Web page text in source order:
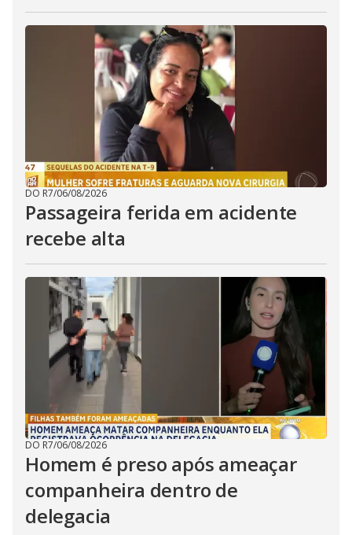
DO R7/06/08/2026
Passageira ferida em acidente
recebe alta
DO R7/06/08/2026
Homem é preso após ameaçar
companheira dentro de
delegacia